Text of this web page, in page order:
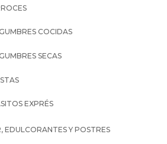
COCIDAS
SECAS
EXPRÉS
EDULCORANTES Y POSTRES